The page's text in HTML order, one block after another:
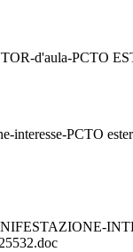
d'aula-PCTO
interesse-PCTO